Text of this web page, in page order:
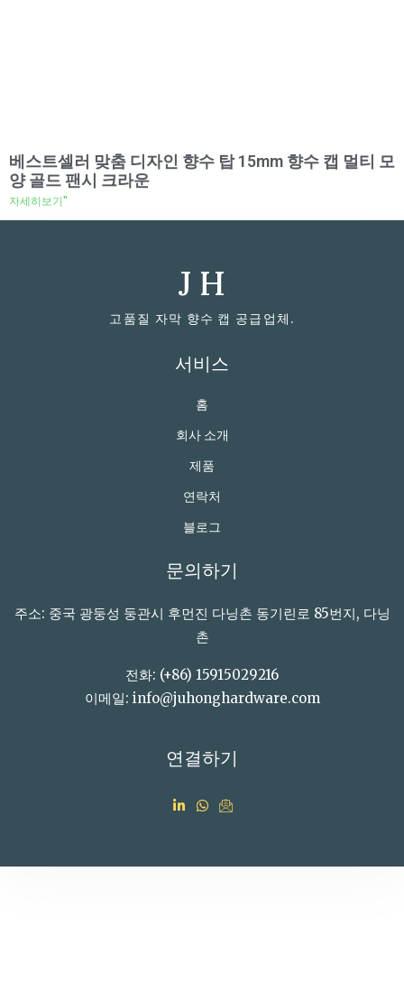
베스트셀러 맞춤 디자인 향수 탑 15mm 향수 캡 멀티 모
양 골드 팬시 크라운
자세히보기"
J H
고품질 자막 향수 캡 공급업체.
서비스
홈
회사 소개
제품
연락처
블로그
문의하기
주소: 중국 광둥성 둥관시 후먼진 다닝촌 동기린로 85번지, 다닝
촌
전화: (+86) 15915029216
이메일: info@juhonghardware.com
연결하기